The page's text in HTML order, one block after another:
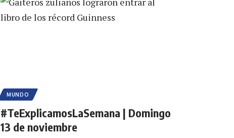
MUNDO
#TeExplicamosLaSemana | Domingo
13 de noviembre